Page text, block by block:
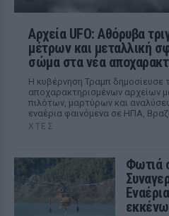
Αρχεία UFO: Αθόρυβα
μέτρων και μεταλλική
σώμα στα νέα
Η κυβέρνηση Τραμπ δημοσίευσε
αποχαρακτηρισμένων αρχείων
πιλότων, μαρτύρων και
εναέρια φαινόμενα σε ΗΠΑ,
ΧΤΕΣ
Φωτιά